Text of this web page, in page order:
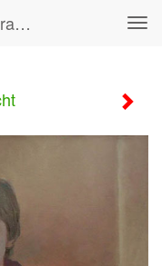
Jeroen Van Olphen - Portretopdracht